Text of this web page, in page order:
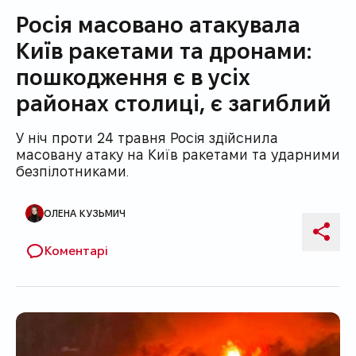
Росія масовано атакувала
Київ ракетами та дронами:
пошкодження є в усіх
районах столиці, є загиблий
У ніч проти 24 травня Росія здійснила
масовану атаку на Київ ракетами та ударними
безпілотниками.
Автор публікації
ОЛЕНА КУЗЬМИЧ
Коментарі